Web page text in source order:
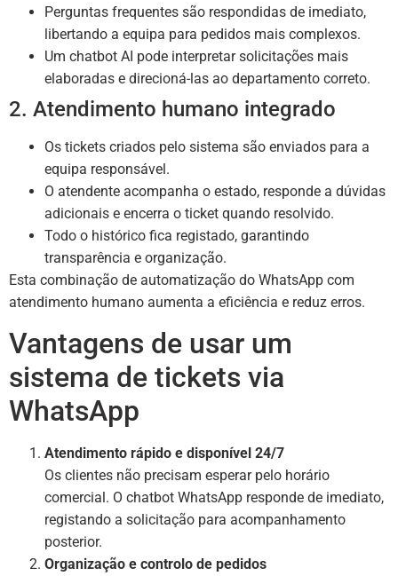
Perguntas frequentes são respondidas de imediato,
libertando a equipa para pedidos mais complexos.
Um chatbot AI pode interpretar solicitações mais
elaboradas e direcioná-las ao departamento correto.
2. Atendimento humano integrado
Os tickets criados pelo sistema são enviados para a
equipa responsável.
O atendente acompanha o estado, responde a dúvidas
adicionais e encerra o ticket quando resolvido.
Todo o histórico fica registado, garantindo
transparência e organização.
Esta combinação de automatização do WhatsApp com
atendimento humano aumenta a eficiência e reduz erros.
Vantagens de usar um
sistema de tickets via
WhatsApp
Atendimento rápido e disponível 24/7
Os clientes não precisam esperar pelo horário
comercial. O chatbot WhatsApp responde de imediato,
registando a solicitação para acompanhamento
posterior.
Organização e controlo de pedidos